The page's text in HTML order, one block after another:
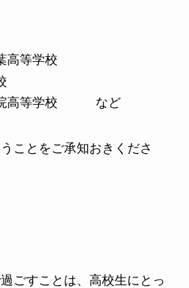
高等学校
院高等学校 など
ことをご承知おきくださ
ごすことは、高校生にとっ